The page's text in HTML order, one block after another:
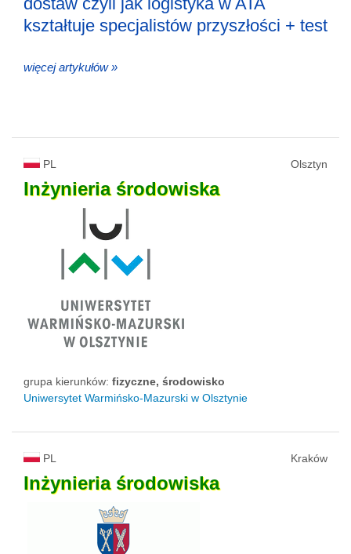
kształtuje specjalistów przyszłości + test
więcej artykułów »
PL Olsztyn
Inżynieria środowiska
grupa kierunków: fizyczne, środowisko
Uniwersytet Warmińsko-Mazurski w Olsztynie
PL Kraków
Inżynieria środowiska